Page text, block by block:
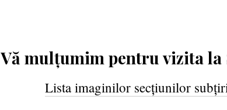
Vă mulțumim pentru vizita la
Lista imaginilor secțiunilor